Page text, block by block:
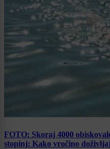
FOTO: Skoraj 4000
stopinj: Kako vročino